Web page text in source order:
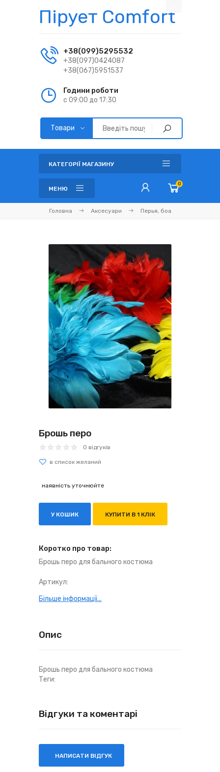
Пірует Comfort
+38(099)5295532
+38(097)0424087
+38(067)5951537
Години роботи
с 09:00 до 17:30
КАТЕГОРІЇ МАГАЗИНУ
МЕНЮ
0
Головна Аксесуари Перья, боа
Брошь перо
0 відгуків
наявність уточнюйте
У КОШИК КУПИТИ В 1 КЛІК
Коротко про товар:
Брошь перо для бального костюма
Артикул:
Більше інформації...
Опис
Брошь перо для бального костюма
Теги:
Відгуки та коментарі
НАПИСАТИ ВІДГУК